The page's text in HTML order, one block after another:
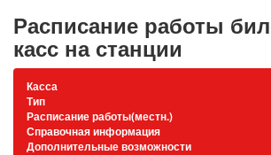
Расписание работы
касс на станции
Касса
Тип
Расписание работы(местн.)
Справочная информация
Дополнительные возможности